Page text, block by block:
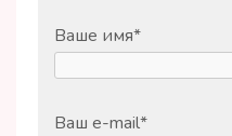
Ваше имя*
Ваш e-mail*